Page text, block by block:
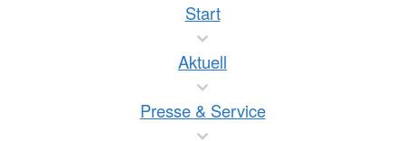
Start
Aktuell
Presse & Service